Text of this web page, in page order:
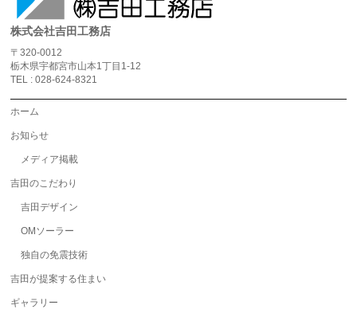
株式会社吉田工務店
〒320-0012
栃木県宇都宮市山本1丁目1-12
TEL : 028-624-8321
ホーム
お知らせ
メディア掲載
吉田のこだわり
吉田デザイン
OMソーラー
独自の免震技術
吉田が提案する住まい
ギャラリー